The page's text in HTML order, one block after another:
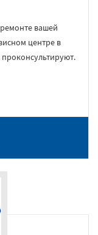
вашей
центре в
проконсультируют.